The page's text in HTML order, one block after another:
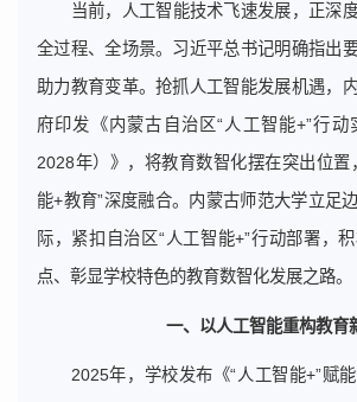
当前，人工智能技术飞速发展，正深
全过程、全场景。习近平总书记明确指出
助力教育变革。抢抓人工智能发展机遇，
府印发《内蒙古自治区“人工智能+”行
2028年）》，将教育数智化摆在突出位置
能+教育”深度融合。内蒙古师范大学立足
际，紧扣自治区“人工智能+”行动部署，
点、彰显学校特色的教育数智化发展之路。
一、以人工智能重构教育
2025年，学校发布《“人工智能+”赋